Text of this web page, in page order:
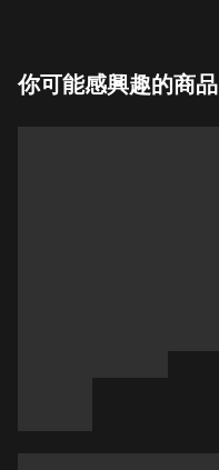
你可能感興趣的商品